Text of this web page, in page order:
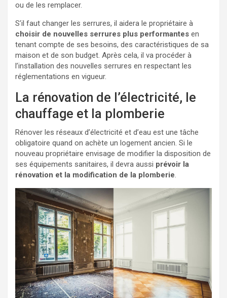
ou de les remplacer.
S’il faut changer les serrures, il aidera le propriétaire à
choisir de nouvelles serrures plus performantes en
tenant compte de ses besoins, des caractéristiques de sa
maison et de son budget. Après cela, il va procéder à
l’installation des nouvelles serrures en respectant les
réglementations en vigueur.
La rénovation de l’électricité, le
chauffage et la plomberie
Rénover les réseaux d’électricité et d’eau est une tâche
obligatoire quand on achète un logement ancien. Si le
nouveau propriétaire envisage de modifier la disposition de
ses équipements sanitaires, il devra aussi prévoir la
rénovation et la modification de la plomberie.